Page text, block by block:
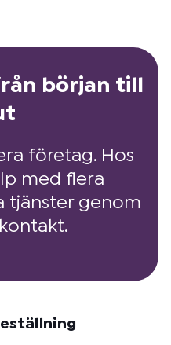
början till
företag. Hos
med flera
tjänster genom